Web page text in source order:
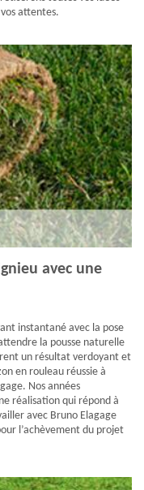
attentes.
avec une
instantané avec la pose
la pousse naturelle
un résultat verdoyant et
en rouleau réussie à
Nos années
réalisation qui répond à
avec Bruno Elagage
l’achèvement du projet